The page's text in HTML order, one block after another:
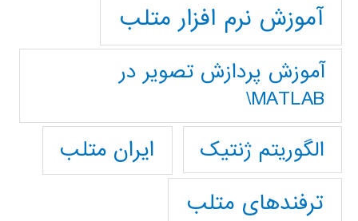
آموزش نرم افزار متلب
آموزش پردازش تصوير در
MATLAB\
الگوریتم ژنتیک
ایران متلب
ترفندهای متلب